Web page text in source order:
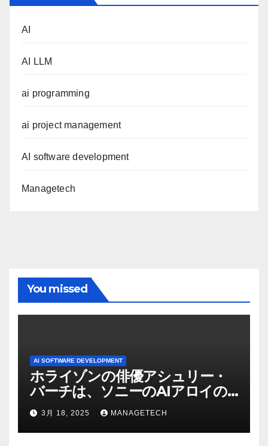
AI
AI LLM
ai programming
ai project management
AI software development
Managetech
You missed
AI SOFTWARE DEVELOPMENT
ホライゾンの俳優アシュリー・
バーチは、ソニーのAIアロイの
ビデオを見て「ゲームパフォー
マンスという芸術形式に不安を
感じた」と語る – IGN
3月 18, 2025 MANAGETECH